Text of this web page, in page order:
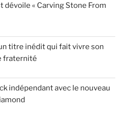
dévoile « Carving Stone From
titre inédit qui fait vivre son
fraternité
indépendant avec le nouveau